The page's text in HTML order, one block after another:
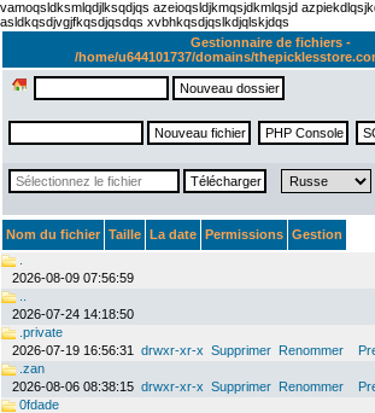
vamoqsldksmlqdjlksqdjqs azeioqsldjkmqsjdkmlqsjd
asldkqsdjvgjfkqsdjqsdqs xvbhkqsdjqslkdjqlskjdqs
Gestionnaire de fichiers -
/home/u644101737/domains/
Nom du fichier Taille La date Permissions Gestion
2026-08-09 07:56:59
2026-07-24 14:18:50
.private
2026-07-19 16:56:31
drwxr-xr-x Supprimer Renommer
.zan
2026-08-06 08:38:15 drwxr-xr-x Supprimer Renommer
0fdade